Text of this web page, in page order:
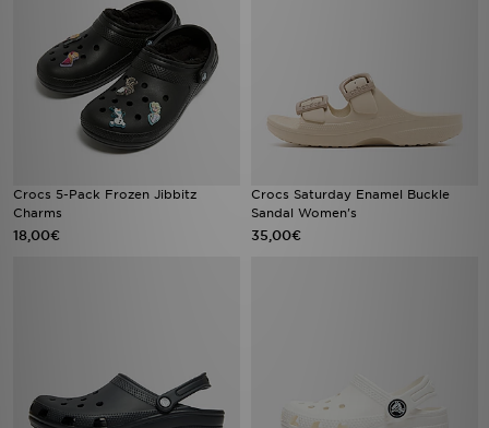
Crocs 5-Pack Frozen Jibbitz
Charms
18,00€
Crocs Saturday Enamel Buckle
Sandal Women's
35,00€